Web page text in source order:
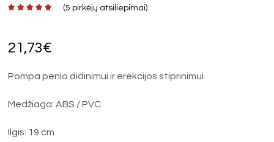
(5 pirkėjų atsiliepimai)
21,73€
Pompa penio didinimui ir erekcijos stiprinimui.
Medžiaga: ABS / PVC
Ilgis: 19 cm